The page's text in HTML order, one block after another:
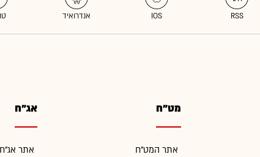
מט"ח
אתר המט"ח
אג"ח
אתר אג"ח